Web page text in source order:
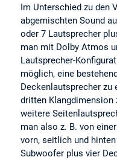
Im Unterschied zu den
abgemischten Sound
oder 7 Lautsprecher
man mit Dolby Atmos
Lautsprecher-
möglich, eine
Deckenlautsprecher zu
dritten Klangdimension
weitere
man also z. B. von
vorn, seitlich und
Subwoofer plus vier